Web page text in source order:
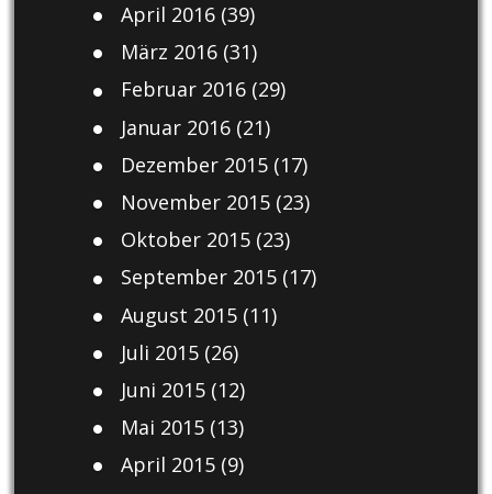
April 2016(39)
März 2016(31)
Februar 2016(29)
Januar 2016(21)
Dezember 2015(17)
November 2015(23)
Oktober 2015(23)
September 2015(17)
August 2015(11)
Juli 2015(26)
Juni 2015(12)
Mai 2015(13)
April 2015(9)